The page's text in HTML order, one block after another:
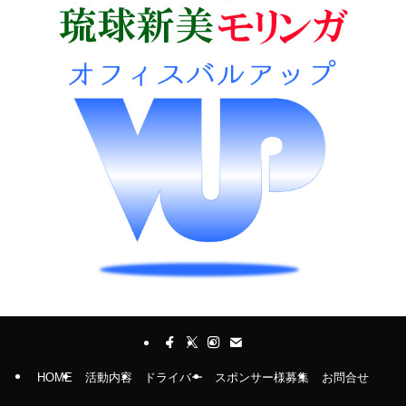
HOME 活動内容 ドライバー スポンサー様募集 お問合せ